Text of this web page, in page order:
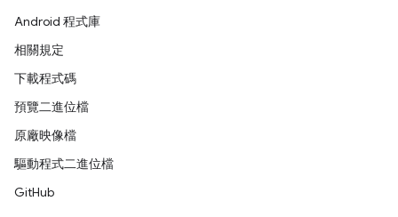
Android 程式庫
相關規定
下載程式碼
預覽二進位檔
原廠映像檔
驅動程式二進位檔
GitHub